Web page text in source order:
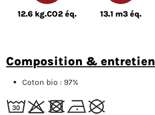
12.6 kg.CO2 éq. 13.1 m3 éq.
composition & entretien
Coton bio : 97%